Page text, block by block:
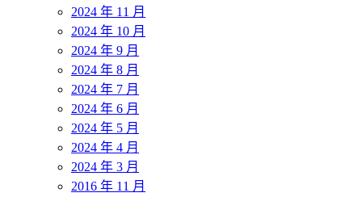
2024 年 11 月
2024 年 10 月
2024 年 9 月
2024 年 8 月
2024 年 7 月
2024 年 6 月
2024 年 5 月
2024 年 4 月
2024 年 3 月
2016 年 11 月